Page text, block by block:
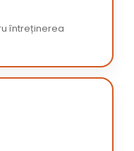
întreținerea